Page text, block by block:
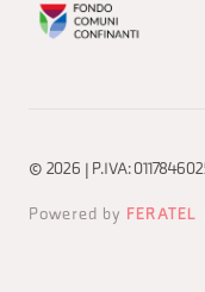
© 2026 | P.IVA:
Powered by FERATEL